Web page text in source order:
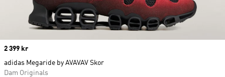
Price
2 399 kr
adidas Megaride by AVAVAV Skor
Dam Originals